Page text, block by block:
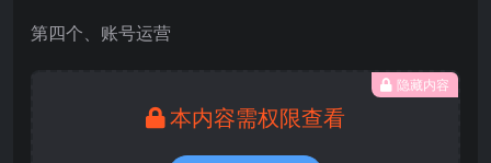
第四个、账号运营
隐藏内容
本内容需权限查看